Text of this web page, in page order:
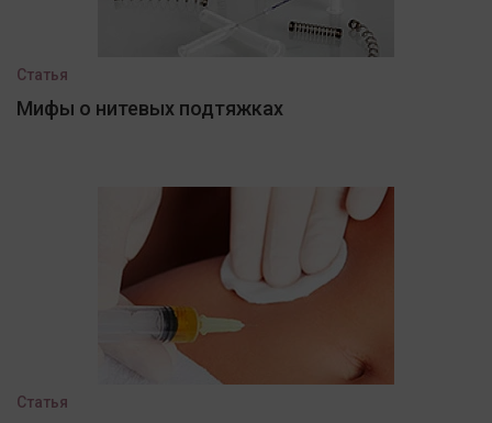
Статья
Мифы о нитевых подтяжках
Статья